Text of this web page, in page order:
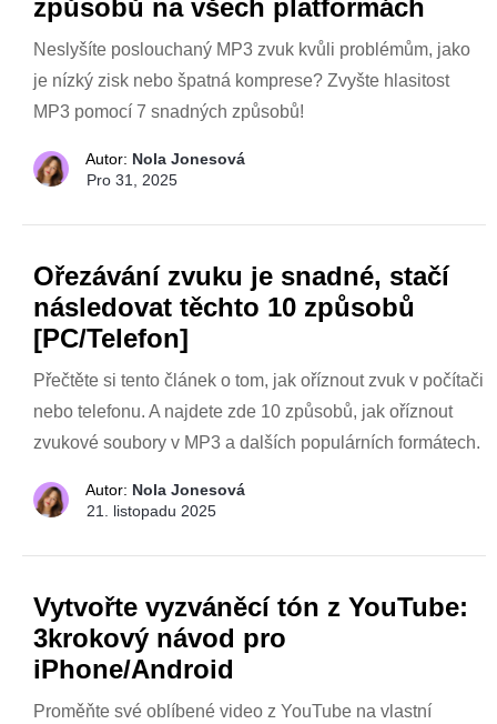
způsobů na všech platformách
Neslyšíte poslouchaný MP3 zvuk kvůli problémům, jako
je nízký zisk nebo špatná komprese? Zvyšte hlasitost
MP3 pomocí 7 snadných způsobů!
Autor: Nola Jonesová
Pro 31, 2025
Ořezávání zvuku je snadné, stačí
následovat těchto 10 způsobů
[PC/Telefon]
Přečtěte si tento článek o tom, jak oříznout zvuk v počítači
nebo telefonu. A najdete zde 10 způsobů, jak oříznout
zvukové soubory v MP3 a dalších populárních formátech.
Autor: Nola Jonesová
21. listopadu 2025
Vytvořte vyzváněcí tón z YouTube:
3krokový návod pro
iPhone/Android
Proměňte své oblíbené video z YouTube na vlastní